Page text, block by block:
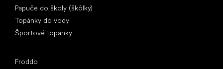
Papuče do školy (škôlky)
Topánky do vody
Športové topánky
Froddo